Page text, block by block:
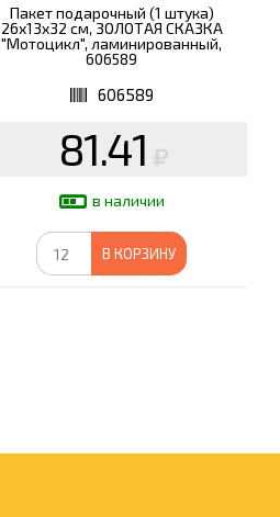
Пакет подарочный (1 штука)
26x13x32 см, ЗОЛОТАЯ СКАЗКА
"Мотоцикл", ламинированный,
606589
606589
81.41
в наличии
В КОРЗИНУ